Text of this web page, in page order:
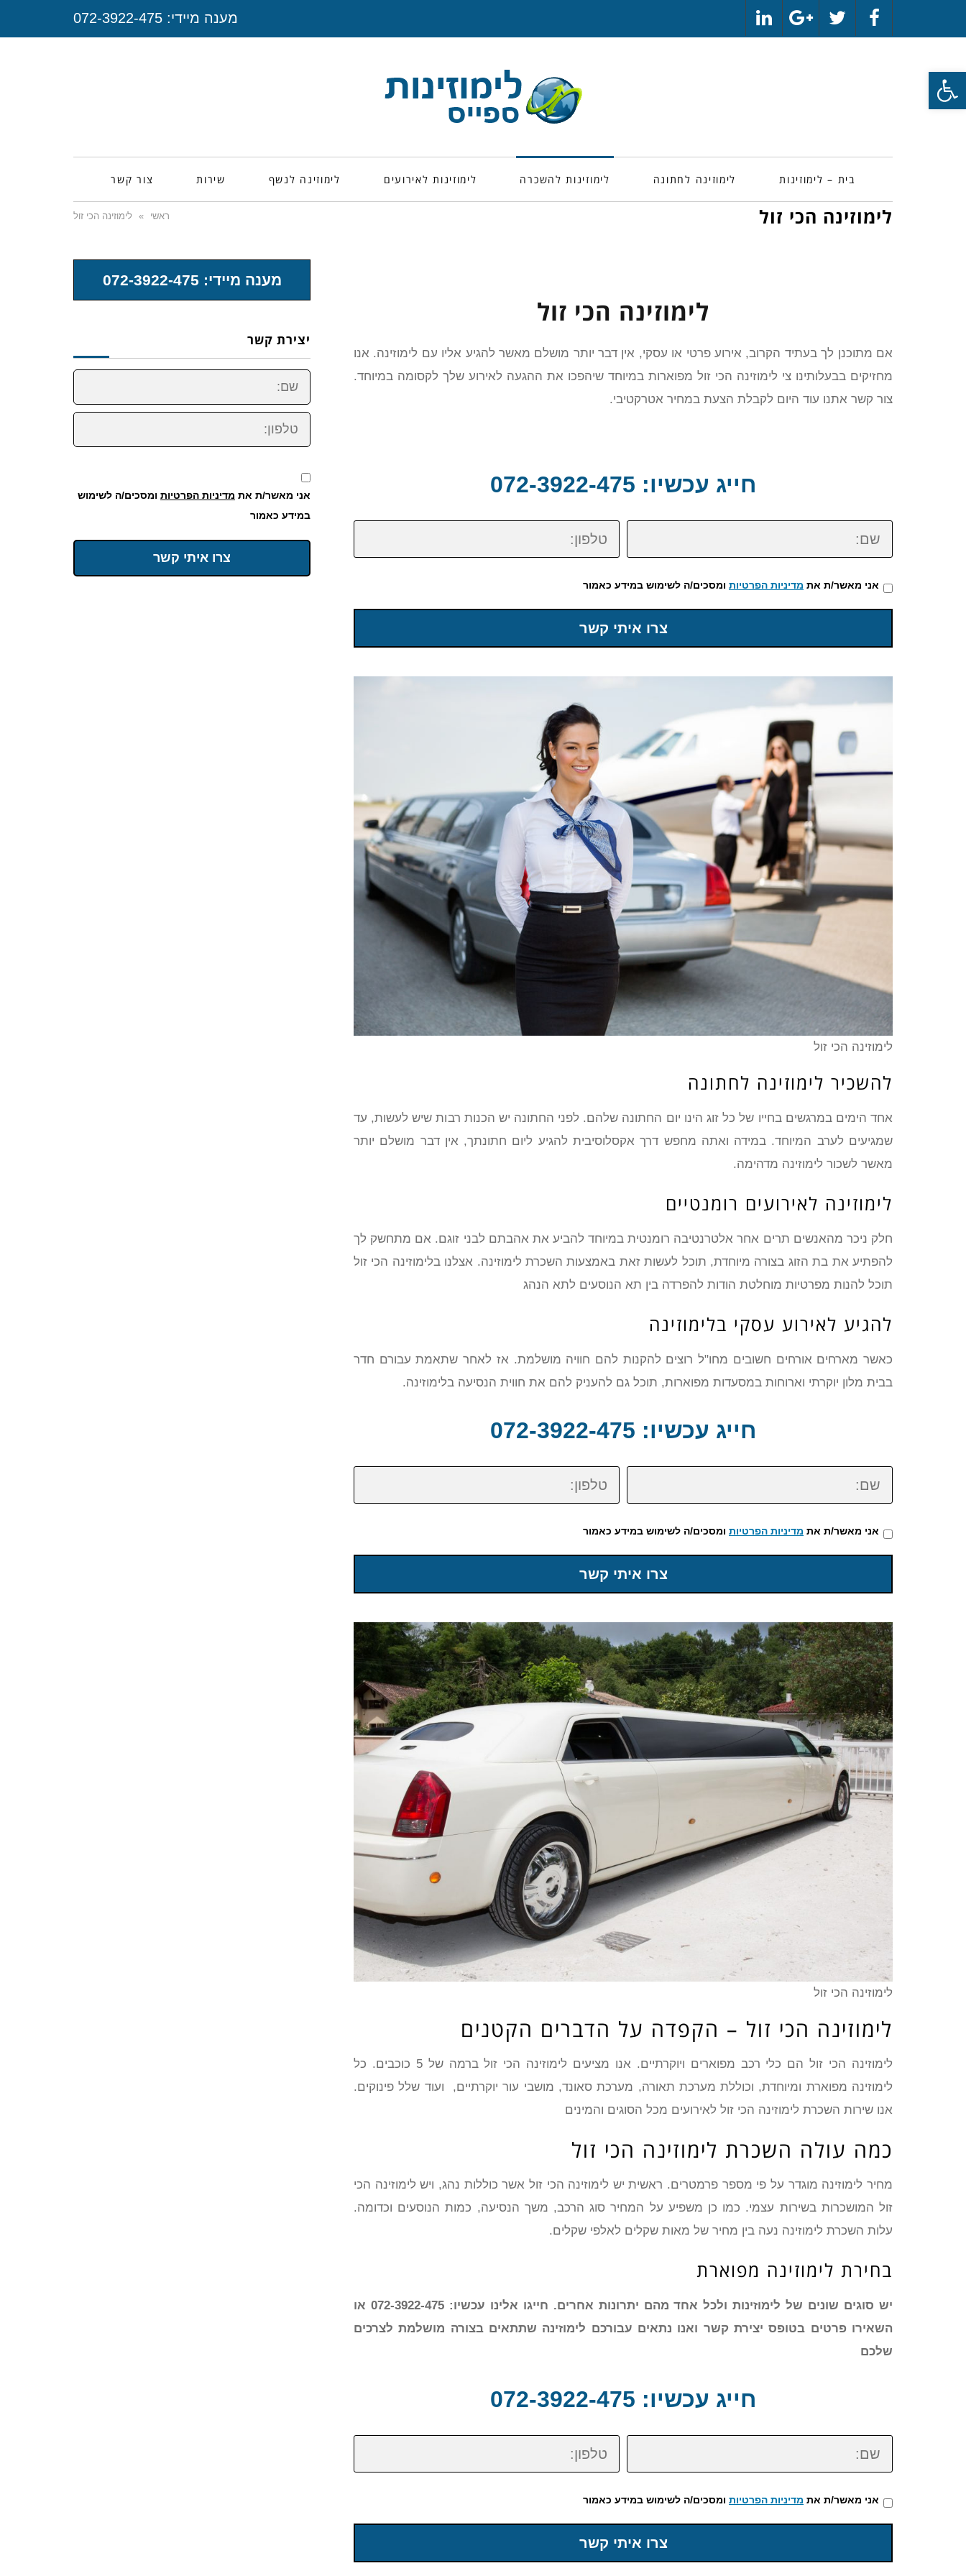
פתח סרגל נגישות
Facebook
Twitter
Google+
LinkedIn
מענה מיידי: 072-3922-475
בית – לימוזינות לימוזינה לחתונה לימוזינות להשכרה לימוזינות לאירועים לימוזינה לנשף שירות צור קשר
לימוזינה הכי זול ראשי » לימוזינה הכי זול
לימוזינה הכי זול
אם מתוכנן לך בעתיד הקרוב, אירוע פרטי או עסקי, אין דבר יותר מושלם מאשר להגיע אליו עם לימוזינה. אנו
מחזיקים בבעלותינו צי לימוזינה הכי זול מפוארות במיוחד שיהפכו את ההגעה לאירוע שלך לקסומה במיוחד.
צור קשר אתנו עוד היום לקבלת הצעת במחיר אטרקטיבי.
חייג עכשיו: 072-3922-475
שם: טלפון:
אני מאשר/ת את מדיניות הפרטיות ומסכים/ה לשימוש במידע כאמור
צרו איתי קשר
לימוזינה הכי זול
להשכיר לימוזינה לחתונה
אחד הימים במרגשים בחייו של כל זוג הינו יום החתונה שלהם. לפני החתונה יש הכנות רבות שיש לעשות, עד
שמגיעים לערב המיוחד. במידה ואתה מחפש דרך אקסלוסיבית להגיע ליום חתונתך, אין דבר מושלם יותר
מאשר לשכור לימוזינה מדהימה.
לימוזינה לאירועים רומנטיים
חלק ניכר מהאנשים תרים אחר אלטרנטיבה רומנטית במיוחד להביע את אהבתם לבני זוגם. אם מתחשק לך
להפתיע את בת הזוג בצורה מיוחדת, תוכל לעשות זאת באמצעות השכרת לימוזינה. אצלנו בלימוזינה הכי זול
תוכל להנות מפרטיות מוחלטת הודות להפרדה בין תא הנוסעים לתא הנהג
להגיע לאירוע עסקי בלימוזינה
כאשר מארחים אורחים חשובים מחו"ל רוצים להקנות להם חוויה מושלמת. אז לאחר שתאמת עבורם חדר
בבית מלון יוקרתי וארוחות במסעדות מפוארות, תוכל גם להעניק להם את חווית הנסיעה בלימוזינה.
חייג עכשיו: 072-3922-475
שם: טלפון:
אני מאשר/ת את מדיניות הפרטיות ומסכים/ה לשימוש במידע כאמור
צרו איתי קשר
לימוזינה הכי זול
לימוזינה הכי זול – הקפדה על הדברים הקטנים
לימוזינה הכי זול הם כלי רכב מפוארים ויוקרתיים. אנו מציעים לימוזינה הכי זול ברמה של 5 כוכבים. כל
לימוזינה מפוארת ומיוחדת, וכוללת מערכת תאורה, מערכת סאונד, מושבי עור יוקרתיים, ועוד שלל פינוקים.
אנו שירות השכרת לימוזינה הכי זול לאירועים מכל הסוגים והמינים
כמה עולה השכרת לימוזינה הכי זול
מחיר לימוזינה מוגדר על פי מספר פרמטרים. ראשית יש לימוזינה הכי זול אשר כוללות נהג, ויש לימוזינה הכי
זול המושכרות בשירות עצמי. כמו כן משפיע על המחיר סוג הרכב, משך הנסיעה, כמות הנוסעים וכדומה.
עלות השכרת לימוזינה נעה בין מחיר של מאות שקלים לאלפי שקלים.
בחירת לימוזינה מפוארת
יש סוגים שונים של לימוזינות ולכל אחד מהם יתרונות אחרים. חייגו אלינו עכשיו: 072-3922-475 או
השאירו פרטים בטופס יצירת קשר ואנו נתאים עבורכם לימוזינה שתתאים בצורה מושלמת לצרכים
שלכם
חייג עכשיו: 072-3922-475
שם: טלפון:
אני מאשר/ת את מדיניות הפרטיות ומסכים/ה לשימוש במידע כאמור
צרו איתי קשר
מענה מיידי: 072-3922-475
יצירת קשר
שם:
טלפון:
אני מאשר/ת את מדיניות הפרטיות ומסכים/ה לשימוש
במידע כאמור
צרו איתי קשר